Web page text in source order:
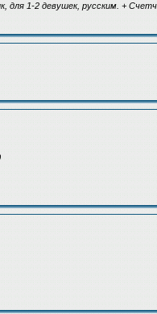
для 1-2 девушек, русским. +